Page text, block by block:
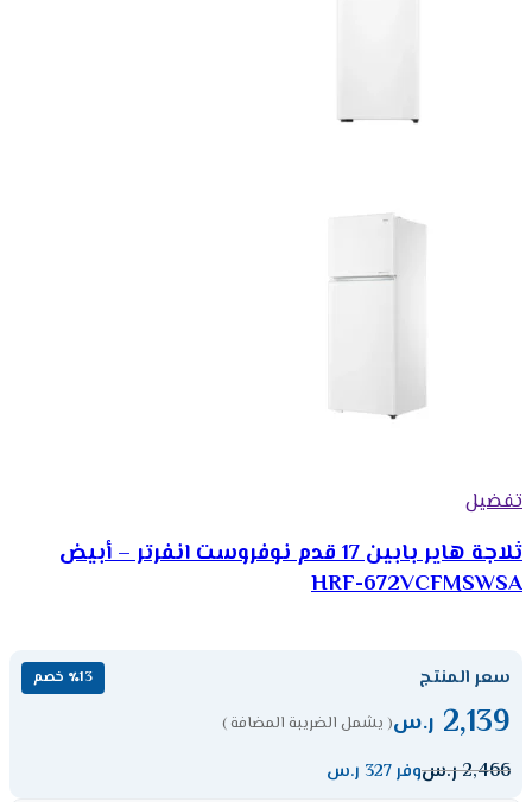
تفضيل
ثلاجة هاير بابين 17 قدم نوفروست انفرتر – أبيض
HRF-672VCFMSWSA
سعر المنتج ٪13 خصم
2,139 ر.س( يشمل الضريبة المضافة )
2,466ر.سوفر 327 ر.س